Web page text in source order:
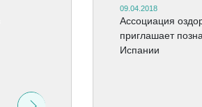
09.04.2018
Ассоциация
приглашает
Испании